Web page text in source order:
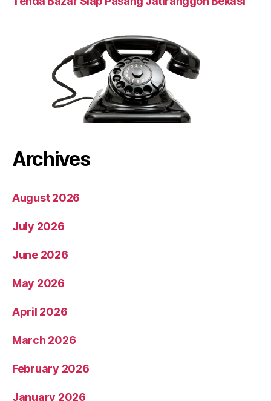
Archives
August 2026
July 2026
June 2026
May 2026
April 2026
March 2026
February 2026
January 2026